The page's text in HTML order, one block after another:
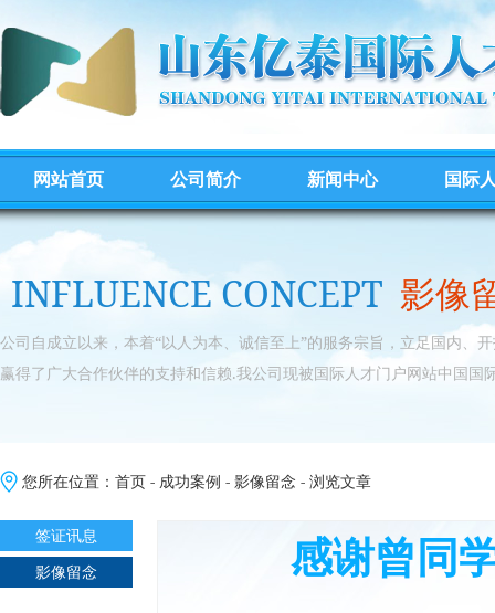
网站首页 公司简介 新闻中心 国际
INFLUENCE CONCEPT 影像
公司自成立以来，本着“以人为本、诚信至上”的服务宗旨，立足国内、
赢得了广大合作伙伴的支持和信赖.我公司现被国际人才门户网站中国国
您所在位置： 首页 - 成功案例 - 影像留念 - 浏览文章
签证讯息
影像留念
感谢曾同